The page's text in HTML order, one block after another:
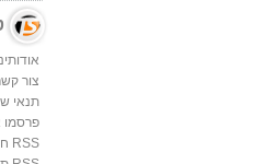
צור
תנאי
פרסמו
RSS חדשות ווינר